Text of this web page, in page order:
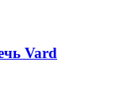
Vard